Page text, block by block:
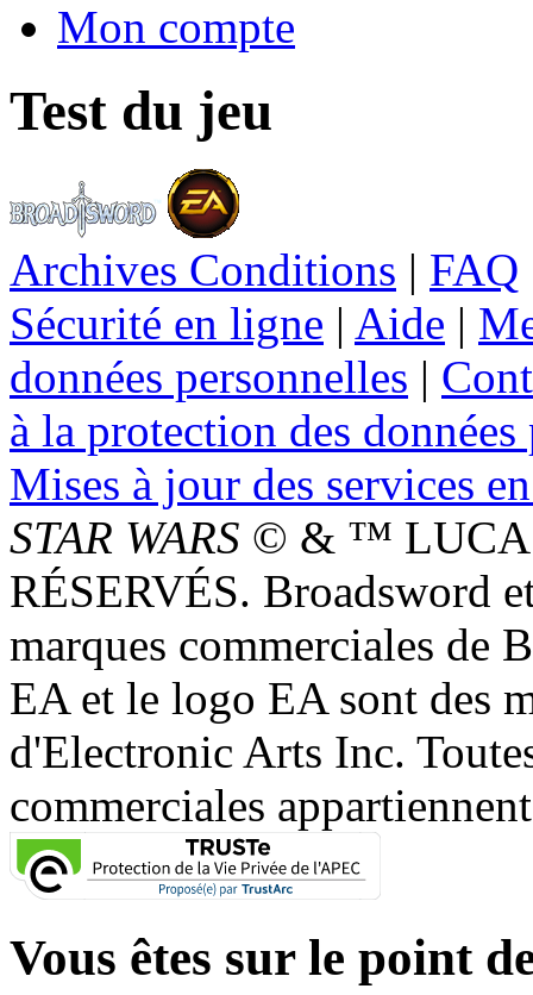
Mon compte
Test du jeu
Archives Conditions | FAQ
Sécurité en ligne | Aide |
données personnelles |
à la protection des
Mises à jour des services
STAR WARS © & ™
RÉSERVÉS. Broadsword
marques commerciales de
EA et le logo EA sont des
d'Electronic Arts Inc.
commerciales
Vous êtes sur le point